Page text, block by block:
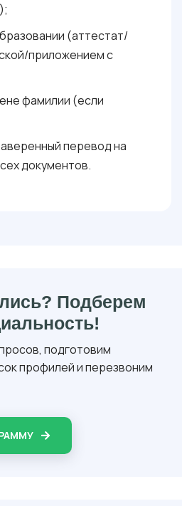
(аттестат/
приложением с
фамилии (если
перевод на
документов.
Подберем
подготовим
профилей и перезвоним